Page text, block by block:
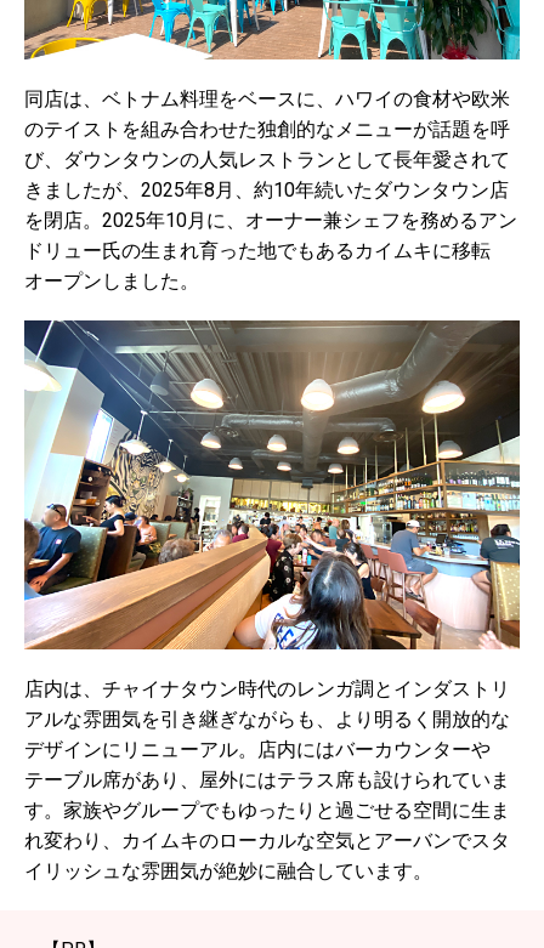
同店は、ベトナム料理をベースに、ハワイの食材や欧米
のテイストを組み合わせた独創的なメニューが話題を呼
び、ダウンタウンの人気レストランとして長年愛されて
きましたが、2025年8月、約10年続いたダウンタウン店
を閉店。2025年10月に、オーナー兼シェフを務めるアン
ドリュー氏の生まれ育った地でもあるカイムキに移転
オープンしました。
店内は、チャイナタウン時代のレンガ調とインダストリ
アルな雰囲気を引き継ぎながらも、より明るく開放的な
デザインにリニューアル。店内にはバーカウンターや
テーブル席があり、屋外にはテラス席も設けられていま
す。家族やグループでもゆったりと過ごせる空間に生ま
れ変わり、カイムキのローカルな空気とアーバンでスタ
イリッシュな雰囲気が絶妙に融合しています。